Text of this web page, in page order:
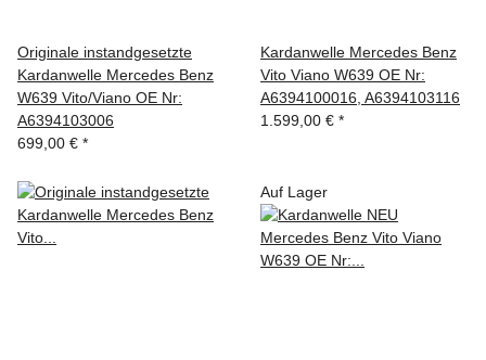
Originale instandgesetzte
Kardanwelle Mercedes Benz
W639 Vito/Viano OE Nr:
A6394103006
699,00 € *
Kardanwelle Mercedes Benz
Vito Viano W639 OE Nr:
A6394100016, A6394103116
1.599,00 € *
Auf Lager